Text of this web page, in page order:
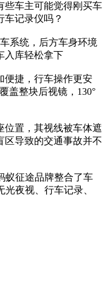
些车主可能觉得刚买车
车记录仪吗？
系统，后方车身环境
入库轻松拿下
便捷，行车操作更安
盖整块后视镜，130°
位置，其视线被车体遮
区导致的交通事故并不
蚁征途品牌整合了车
夜视、行车记录、